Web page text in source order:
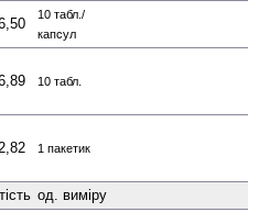
10 табл./
капсул
10 табл.
1 пакетик
од. виміру